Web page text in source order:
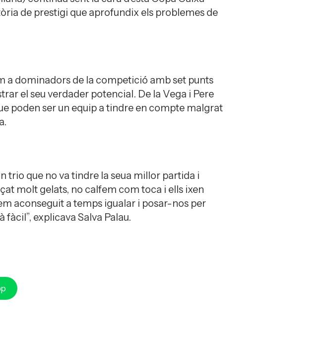
de prestigi que aprofundix els problemes de
a dominadors de la competició amb set punts
el seu verdader potencial. De la Vega i Pere
poden ser un equip a tindre en compte malgrat
trio que no va tindre la seua millor partida i
molt gelats, no calfem com toca i ells ixen
aconseguit a temps igualar i posar-nos per
explicava Salva Palau.